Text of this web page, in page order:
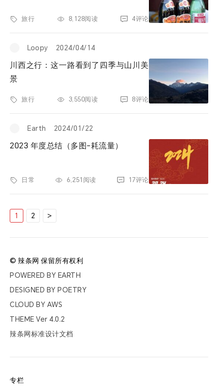
旅行 8,128阅读 4评论
Loopy 2024/04/14
川西之行：这一路看到了四季与山川美
景
旅行 3,550阅读 8评论
Earth 2024/01/22
2023 年度总结（多图-耗流量）
日常 6,251阅读 17评论
文
页
1 2 >
© 辣条网 保留所有权利
POWERED BY EARTH
DESIGNED BY POETRY
CLOUD BY AWS
THEME Ver 4.0.2
辣条网标准设计文档
专栏